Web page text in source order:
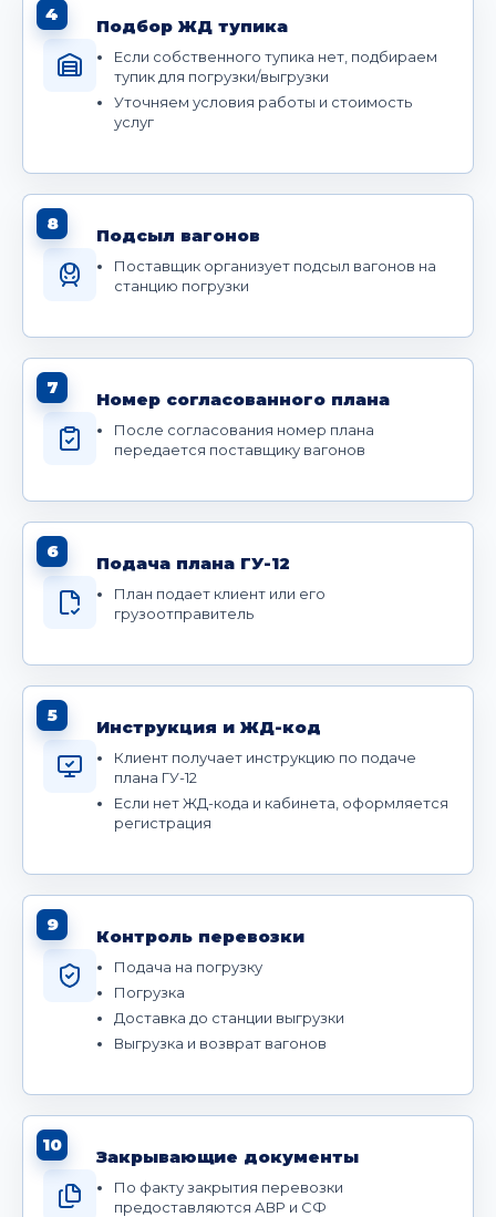
4
Подбор ЖД тупика
Если собственного тупика нет, подбираем
тупик для погрузки/выгрузки
Уточняем условия работы и стоимость
услуг
8
Подсыл вагонов
Поставщик организует подсыл вагонов на
станцию погрузки
7
Номер согласованного плана
После согласования номер плана
передается поставщику вагонов
6
Подача плана ГУ-12
План подает клиент или его
грузоотправитель
5
Инструкция и ЖД-код
Клиент получает инструкцию по подаче
плана ГУ-12
Если нет ЖД-кода и кабинета, оформляется
регистрация
9
Контроль перевозки
Подача на погрузку
Погрузка
Доставка до станции выгрузки
Выгрузка и возврат вагонов
10
Закрывающие документы
По факту закрытия перевозки
предоставляются АВР и СФ